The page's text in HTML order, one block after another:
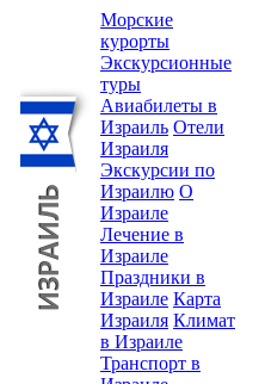
Морские
курорты
Экскурсионные
туры
Авиабилеты в
Израиль Отели
Израиля
Экскурсии по
Израилю О
Израиле
Лечение в
Израиле
Праздники в
Израиле Карта
Израиля Климат
в Израиле
Транспорт в